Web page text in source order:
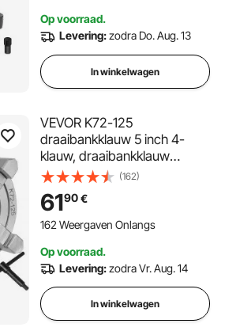
Vormen
Op voorraad.
Levering:zodra Do. Aug. 13
In winkelwagen
VEVOR K72-125
draaibankklauw 5 inch 4-
klauw, draaibankklauw
onafhankelijke omkeerbare
klauw, metalen
draaibankklauw
draaibankaccessoires, voor
(162)
6190€
162 Weergaven Onlangs
Op voorraad.
Levering:zodra Vr. Aug. 14
In winkelwagen